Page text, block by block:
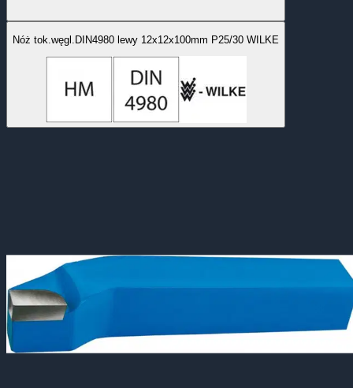
Nóż tok.węgl.DIN4980 lewy 12x12x100mm P25/30 WILKE